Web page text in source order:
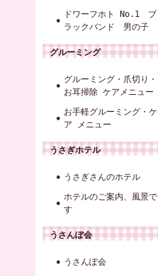
ドワーフホト No.1 ブ
ラックバンド 男の子
グルーミング
グルーミング・爪切り・
お耳掃除 ケアメニュー
お手軽グルーミング・ケ
ア メニュー
うさぎホテル
うさぎさんのホテル
ホテルのご案内、風景で
す
うさんぽ会
うさんぽ会